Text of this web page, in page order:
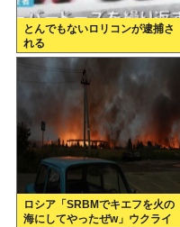
とんでもないロリコンが逮捕さ
れる
ロシア「SRBMでキエフを火の
海にしてやったぜw」ウクライ